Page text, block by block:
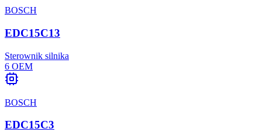
BOSCH
EDC15C13
Sterownik silnika
6 OEM
BOSCH
EDC15C3